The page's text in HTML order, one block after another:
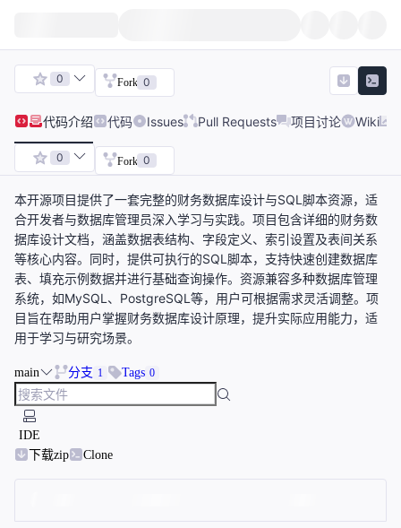
0 Fork 0
代码介绍 代码 Issues Pull Requests 项目讨论 Wiki
0 Fork 0
本开源项目提供了一套完整的财务数据库设计与SQL脚本资源，适
合开发者与数据库管理员深入学习与实践。项目包含详细的财务数
据库设计文档，涵盖数据表结构、字段定义、索引设置及表间关系
等核心内容。同时，提供可执行的SQL脚本，支持快速创建数据库
表、填充示例数据并进行基础查询操作。资源兼容多种数据库管理
系统，如MySQL、PostgreSQL等，用户可根据需求灵活调整。项
目旨在帮助用户掌握财务数据库设计原理，提升实际应用能力，适
用于学习与研究场景。
main 分支 1 Tags 0
IDE
下载zip
Clone